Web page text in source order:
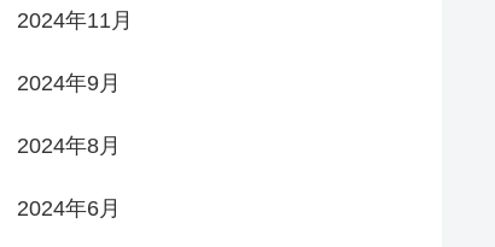
2024年11月
2024年9月
2024年8月
2024年6月